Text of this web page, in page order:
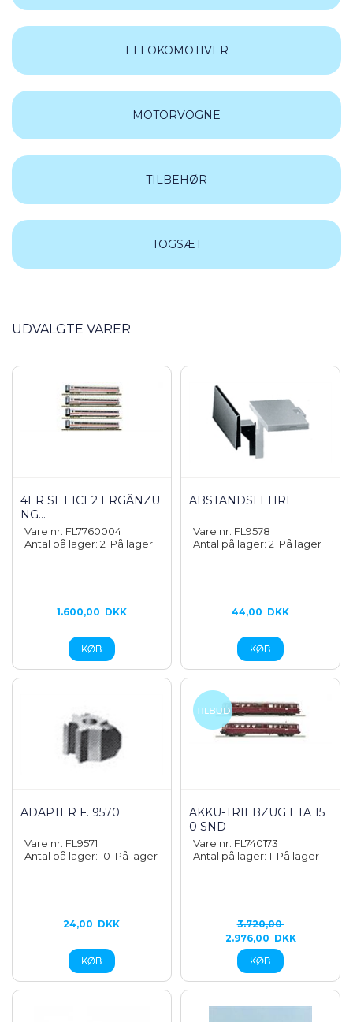
ELLOKOMOTIVER
MOTORVOGNE
TILBEHØR
TOGSÆT
UDVALGTE VARER
4ER SET ICE2 ERGÄNZU
NG...
Vare nr. FL7760004
Antal på lager: 2 På lager
1.600,00 DKK
ABSTANDSLEHRE
Vare nr. FL9578
Antal på lager: 2 På lager
44,00 DKK
ADAPTER F. 9570
Vare nr. FL9571
Antal på lager: 10 På lager
24,00 DKK
AKKU-TRIEBZUG ETA 15
0 SND
Vare nr. FL740173
Antal på lager: 1 På lager
3.720,00
2.976,00 DKK